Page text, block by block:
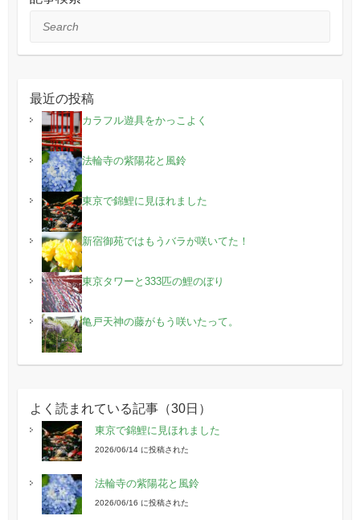
Search
最近の投稿
カラフル遊具をかっこよく
法輪寺の紫陽花と風鈴
東京で錦鯉に見ほれました
新宿御苑ではもうバラが咲いてた！
東京タワーと333匹の鯉のぼり
亀戸天神の藤がもう咲いたって。
よく読まれている記事（30日）
東京で錦鯉に見ほれました
2026/06/14 に投稿された
法輪寺の紫陽花と風鈴
2026/06/16 に投稿された